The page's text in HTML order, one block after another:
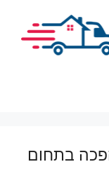
בתחום